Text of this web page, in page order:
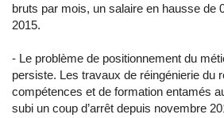
bruts par mois, un salaire en hausse de
2015.
- Le problème de positionnement du
persiste. Les travaux de réingénierie du
compétences et de formation entamés
subi un coup d’arrêt depuis novembre